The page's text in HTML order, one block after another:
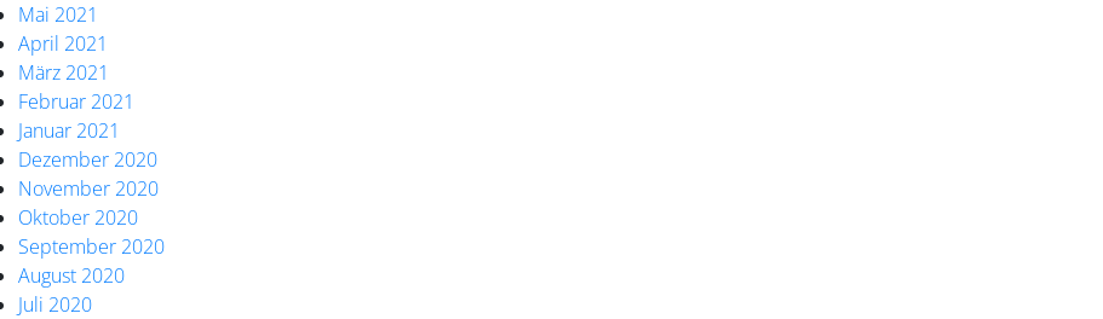
Mai 2021
April 2021
März 2021
Februar 2021
Januar 2021
Dezember 2020
November 2020
Oktober 2020
September 2020
August 2020
Juli 2020